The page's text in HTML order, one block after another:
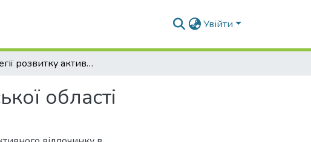
Увійти
Стратегії розвитку активного туризму Київської області
області